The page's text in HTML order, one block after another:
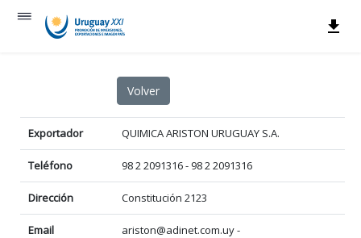
Exportador QUIMICA ARISTON URUGUAY S.A.
Teléfono 98 2 2091316 - 98 2 2091316
Dirección Constitución 2123
Email ariston@adinet.com.uy -